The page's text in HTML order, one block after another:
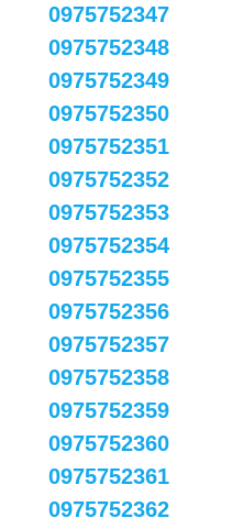
0975752347
0975752348
0975752349
0975752350
0975752351
0975752352
0975752353
0975752354
0975752355
0975752356
0975752357
0975752358
0975752359
0975752360
0975752361
0975752362